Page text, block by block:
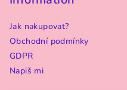
Jak nakupovat?
Obchodní podmínky
GDPR
Napiš mi